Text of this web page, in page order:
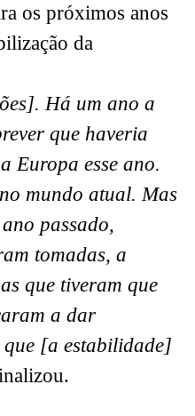
os próximos anos
da
Há um ano a
que haveria
Europa esse ano.
mundo atual. Mas
passado,
tomadas, a
que tiveram que
a dar
[a estabilidade]